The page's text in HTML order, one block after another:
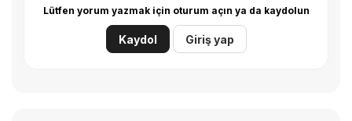
Lütfen yorum yazmak için oturum açın ya da kaydolun
Kaydol Giriş yap